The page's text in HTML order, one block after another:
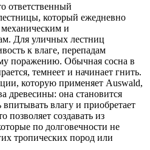
ответственный
который ежедневно
механическим и
Для уличных лестниц
к влаге, перепадам
поражению. Обычная сосна в
темнеет и начинает гнить.
которую применяет Auswald,
древесины: она становится
впитывать влагу и приобретает
позволяет создавать из
по долговечности не
тропических пород или